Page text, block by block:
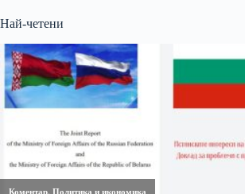
Най-четени